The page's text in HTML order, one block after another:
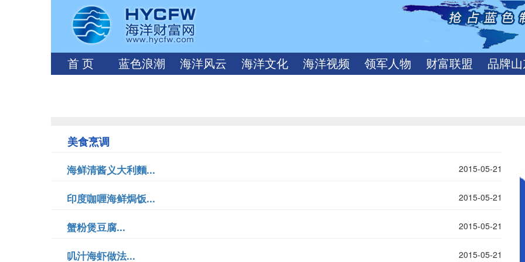
首 页 蓝色浪潮 海洋风云 海洋文化 海洋视频 领军人物 财富联盟 品牌
美食烹调
海鲜清酱义大利麵... 2015-05-21
印度咖喱海鲜焗饭... 2015-05-21
蟹粉煲豆腐... 2015-05-21
叽汁海虾做法... 2015-05-21